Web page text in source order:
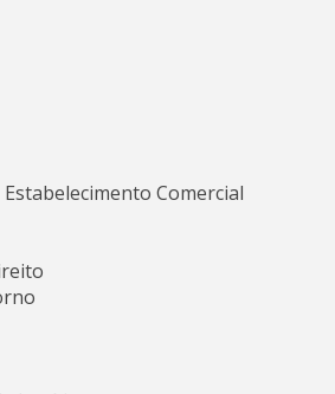
Comercial